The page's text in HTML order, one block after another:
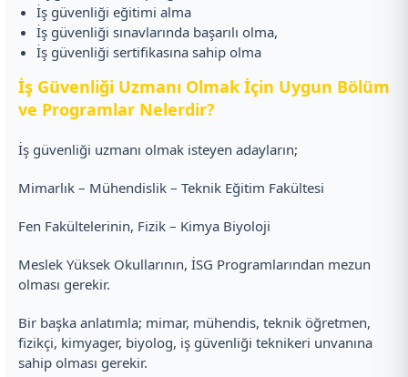
İş güvenliği eğitimi alma
İş güvenliği sınavlarında başarılı olma,
İş güvenliği sertifikasına sahip olma
İş Güvenliği Uzmanı Olmak İçin Uygun Bölüm
ve Programlar Nelerdir?
İş güvenliği uzmanı olmak isteyen adayların;
Mimarlık – Mühendislik – Teknik Eğitim Fakültesi
Fen Fakültelerinin, Fizik – Kimya Biyoloji
Meslek Yüksek Okullarının, İSG Programlarından mezun
olması gerekir.
Bir başka anlatımla; mimar, mühendis, teknik öğretmen,
fizikçi, kimyager, biyolog, iş güvenliği teknikeri unvanına
sahip olması gerekir.